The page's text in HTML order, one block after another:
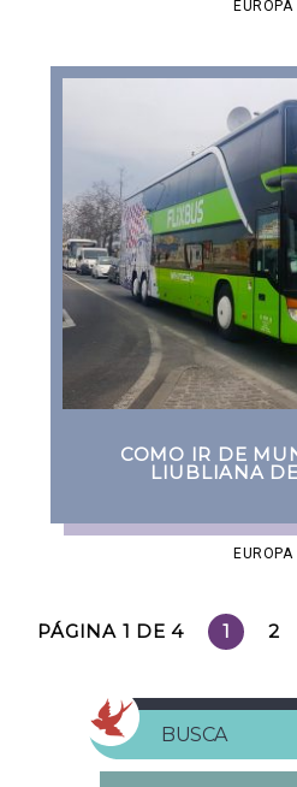
EUROPA
COMO IR DE
LIUBLIANA
EUROPA
PÁGINA 1 DE 4 1 2
BUSCA